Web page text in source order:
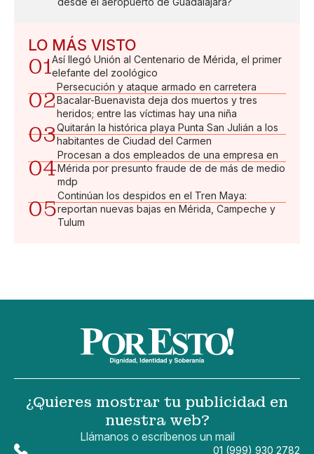
LO MÁS VISTO
01Así llegó Unión al Centenario de Mérida, el primer
elefante del zoológico
02
Persecución y ataque armado en carretera
Bacalar-Buenavista deja dos muertos y tres
heridos; entre las víctimas hay una niña
03Quitarán la histórica playa Punta San Julián a los
habitantes de Ciudad del Carmen
04
Procesan a dos empleados de una empresa en
Mérida por presunto fraude de de más de medio
mdp
05
Continúan los despidos en el Tren Maya:
reportan nuevas bajas en Mérida, Campeche y
Tulum
¿Quieres mostrar tu publicidad en
nuestra web?
Llámanos o escríbenos un mail
01 (999) 930 2782